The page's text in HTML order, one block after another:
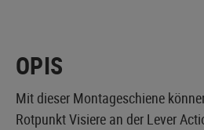
OPIS
Mit dieser Montageschiene
Rotpunkt Visiere an der Lever